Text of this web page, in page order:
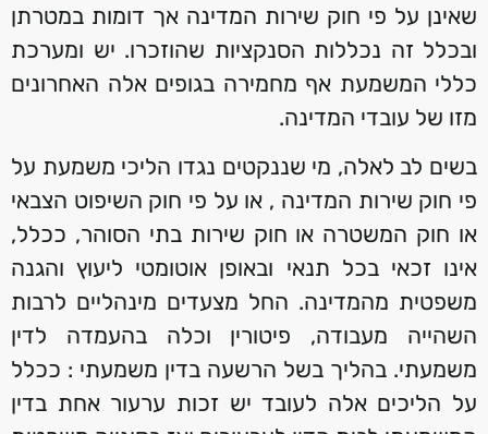
שאינן על פי חוק שירות המדינה אך דומות במטרתן
ובכלל זה נכללות הסנקציות שהוזכרו. יש ומערכת
כללי המשמעת אף מחמירה בגופים אלה האחרונים
מזו של עובדי המדינה.
בשים לב לאלה, מי שננקטים נגדו הליכי משמעת על
פי חוק שירות המדינה , או על פי חוק השיפוט הצבאי
או חוק המשטרה או חוק שירות בתי הסוהר, ככלל,
אינו זכאי בכל תנאי ובאופן אוטומטי ליעוץ והגנה
משפטית מהמדינה. החל מצעדים מינהליים לרבות
השהייה מעבודה, פיטורין וכלה בהעמדה לדין
משמעתי. בהליך בשל הרשעה בדין משמעתי : ככלל
על הליכים אלה לעובד יש זכות ערעור אחת בדין